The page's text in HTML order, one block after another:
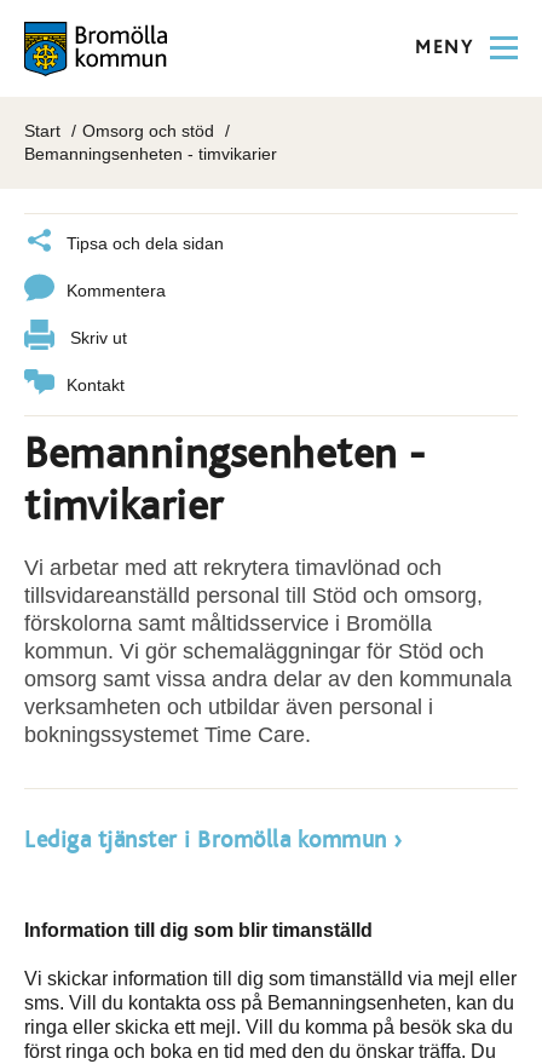
MENY
Start
Omsorg och stöd
Bemanningsenheten - timvikarier
Tipsa och dela sidan
Kommentera
Skriv ut
Kontakt
Bemanningsenheten -
timvikarier
Vi arbetar med att rekrytera timavlönad och
tillsvidareanställd personal till Stöd och omsorg,
förskolorna samt måltidsservice i Bromölla
kommun. Vi gör schemaläggningar för Stöd och
omsorg samt vissa andra delar av den kommunala
verksamheten och utbildar även personal i
bokningssystemet Time Care.
Lediga tjänster i Bromölla kommun
Information till dig som blir timanställd
Vi skickar information till dig som timanställd via mejl eller
sms. Vill du kontakta oss på Bemanningsenheten, kan du
ringa eller skicka ett mejl. Vill du komma på besök ska du
först ringa och boka en tid med den du önskar träffa. Du